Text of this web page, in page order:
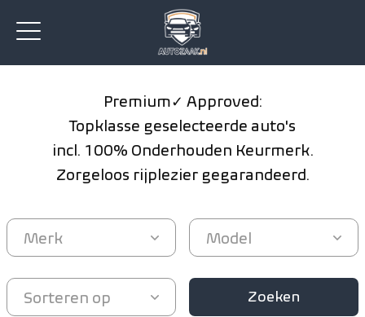
Premium ✓ Approved:
Topklasse geselecteerde auto's
incl. 100% Onderhouden Keurmerk.
Zorgeloos rijplezier gegarandeerd.
Zoeken